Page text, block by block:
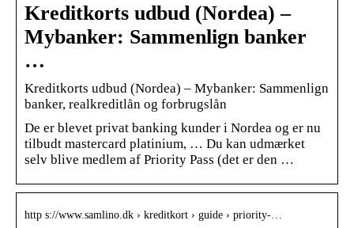
Kreditkorts udbud (Nordea) –
Mybanker: Sammenlign banker
…
Kreditkorts udbud (Nordea) – Mybanker: Sammenlign
banker, realkreditlån og forbrugslån
De er blevet privat banking kunder i Nordea og er nu
tilbudt mastercard platinium, … Du kan udmærket
selv blive medlem af Priority Pass (det er den …
http s://www.samlino.dk › kreditkort › guide › priority-…